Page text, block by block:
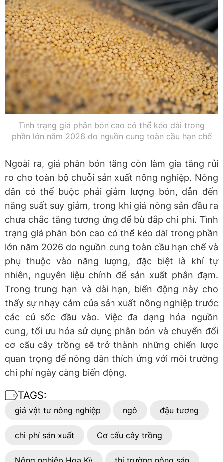
Tình trạng giá phân bón cao có thể kéo dài trong
phần lớn năm 2026 do nguồn cung toàn cầu hạn chế
Ngoài ra, giá phân bón tăng còn làm gia tăng rủi
ro cho toàn bộ chuỗi sản xuất nông nghiệp. Nông
dân có thể buộc phải giảm lượng bón, dẫn đến
năng suất suy giảm, trong khi giá nông sản đầu ra
chưa chắc tăng tương ứng để bù đắp chi phí. Tình
trạng giá phân bón cao có thể kéo dài trong phần
lớn năm 2026 do nguồn cung toàn cầu hạn chế và
phụ thuộc vào năng lượng, đặc biệt là khí tự
nhiên, nguyên liệu chính để sản xuất phân đạm.
Trong trung hạn và dài hạn, biến động này cho
thấy sự nhạy cảm của sản xuất nông nghiệp trước
các cú sốc đầu vào. Việc đa dạng hóa nguồn
cung, tối ưu hóa sử dụng phân bón và chuyển đổi
cơ cấu cây trồng sẽ trở thành những chiến lược
quan trọng để nông dân thích ứng với môi trường
chi phí ngày càng biến động.
TAGS:
giá vật tư nông nghiệp ngô đậu tương
chi phí sản xuất Cơ cấu cây trồng
Nông nghiệp Hoa Kỳ thị trường nông sản